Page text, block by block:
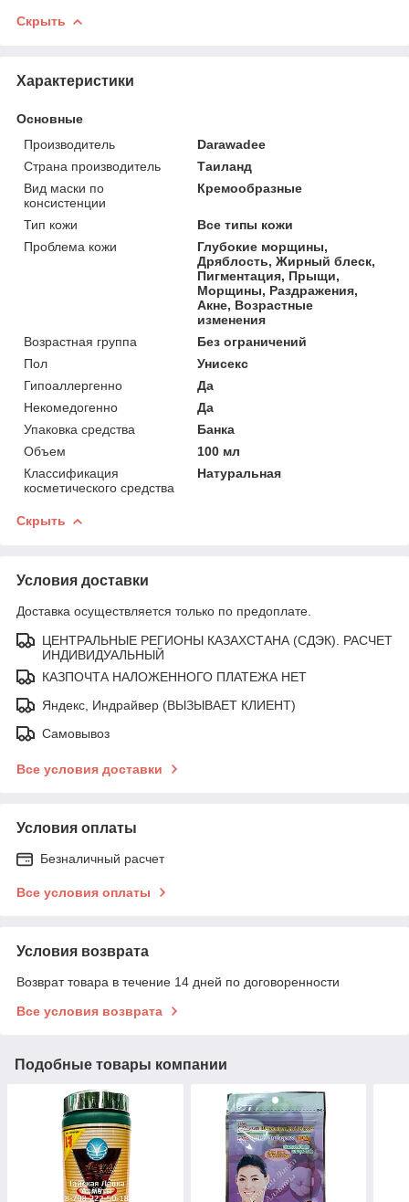
Скрыть
Характеристики
Основные
Производитель
Darawadee
Страна производитель
Таиланд
Вид маски по
консистенции
Кремообразные
Тип кожи
Все типы кожи
Проблема кожи
Глубокие морщины,
Дряблость, Жирный блеск,
Пигментация, Прыщи,
Морщины, Раздражения,
Акне, Возрастные
изменения
Возрастная группа
Без ограничений
Пол
Унисекс
Гипоаллергенно
Да
Некомедогенно
Да
Упаковка средства
Банка
Объем
100 мл
Классификация
косметического средства
Натуральная
Скрыть
Условия доставки
Доставка осуществляется только по предоплате.
ЦЕНТРАЛЬНЫЕ РЕГИОНЫ КАЗАХСТАНА (СДЭК). РАСЧЕТ
ИНДИВИДУАЛЬНЫЙ
КАЗПОЧТА НАЛОЖЕННОГО ПЛАТЕЖА НЕТ
Яндекс, Индрайвер (ВЫЗЫВАЕТ КЛИЕНТ)
Самовывоз
Все условия доставки
Условия оплаты
Безналичный расчет
Все условия оплаты
Условия возврата
Возврат товара в течение 14 дней по договоренности
Все условия возврата
Подобные товары компании